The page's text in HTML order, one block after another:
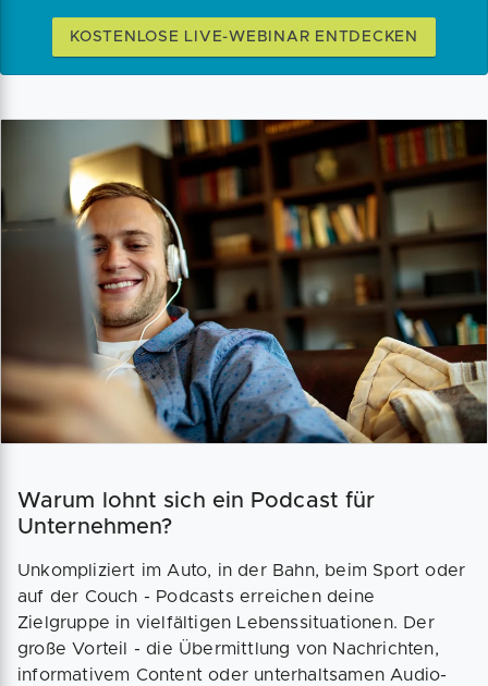
KOSTENLOSE LIVE-WEBINAR ENTDECKEN
Warum lohnt sich ein Podcast für
Unternehmen?
Unkompliziert im Auto, in der Bahn, beim Sport oder
auf der Couch - Podcasts erreichen deine
Zielgruppe in vielfältigen Lebenssituationen. Der
große Vorteil - die Übermittlung von Nachrichten,
informativem Content oder unterhaltsamen Audio-